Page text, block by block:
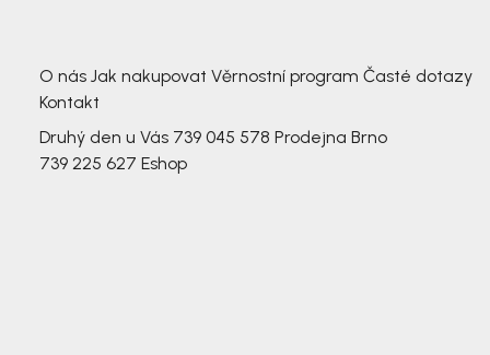
O nás Jak nakupovat Věrnostní program Časté dotazy
Kontakt
Druhý den u Vás 739 045 578 Prodejna Brno
739 225 627 Eshop